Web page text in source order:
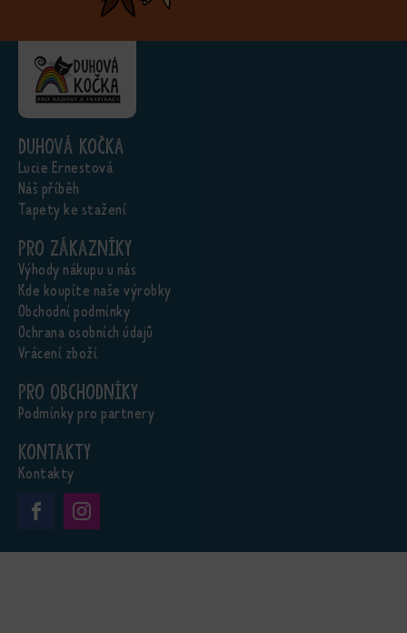
Duhová kočka
Lucie Ernestová
Náš příběh
Tapety ke stažení
Pro zákazníky
Výhody nákupu u nás
Kde koupíte naše výrobky
Obchodní podmínky
Ochrana osobních údajů
Vrácení zboží
Pro obchodníky
Podmínky pro partnery
Kontakty
Kontakty